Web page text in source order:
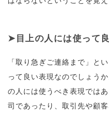
目上の人には使って
「取り急ぎご連絡まで」と
って良い表現なのでしょう
の人には使うべき表現では
司であったり、取引先や顧客